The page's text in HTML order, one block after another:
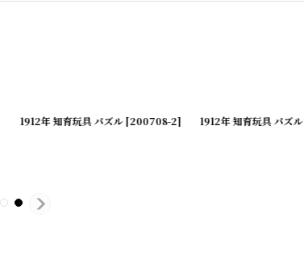
1912年 知育玩具 パズル[200708-2] 1912年 知育玩具 パズル